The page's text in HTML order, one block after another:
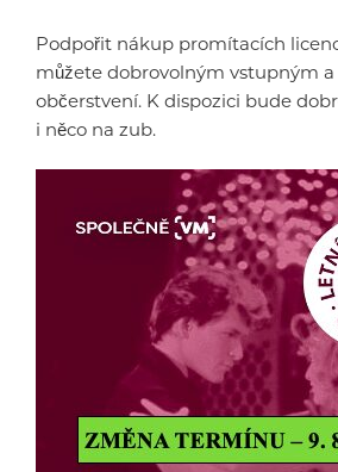
Podpořit nákup promítacích
můžete dobrovolným vstupným
občerstvení. K dispozici bude
i něco na zub.